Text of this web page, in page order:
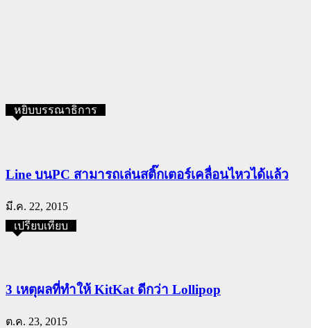
หยิบบรรณาธิการ
Line บนPC สามารถเล่นสติ๊กเตอร์เคลื่อนไหวได้แล้ว
มี.ค. 22, 2015
เปรียบเทียบ
3 เหตุผลที่ทำให้ KitKat ดีกว่า Lollipop
ต.ค. 23, 2015